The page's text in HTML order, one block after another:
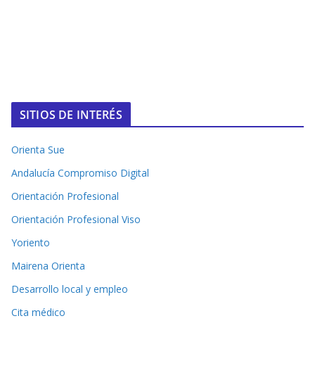
SITIOS DE INTERÉS
Orienta Sue
Andalucía Compromiso Digital
Orientación Profesional
Orientación Profesional Viso
Yoriento
Mairena Orienta
Desarrollo local y empleo
Cita médico